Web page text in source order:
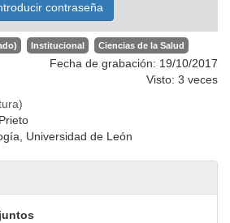
Institucional Ciencias de la Salud
Fecha de grabación: 19/10/2017
Visto: 3 veces
Universidad de León